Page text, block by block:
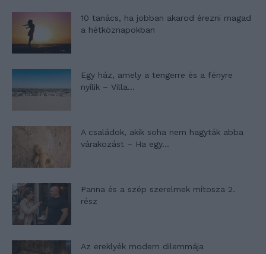
10 tanács, ha jobban akarod érezni magad
a hétköznapokban
Egy ház, amely a tengerre és a fényre
nyílik – Villa...
A családok, akik soha nem hagyták abba
várakozást – Ha egy...
Panna és a szép szerelmek mítosza 2.
rész
Az ereklyék modern dilemmája